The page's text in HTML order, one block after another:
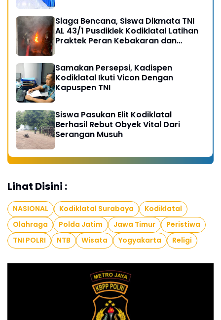
Siaga Bencana, Siswa Dikmata TNI
AL 43/1 Pusdiklek Kodiklatal Latihan
Praktek Peran Kebakaran dan
Samakan Persepsi, Kadispen
Kodiklatal Ikuti Vicon Dengan
Kapuspen TNI
Siswa Pasukan Elit Kodiklatal
Berhasil Rebut Obyek Vital Dari
Serangan Musuh
Lihat Disini :
NASIONAL Kodiklatal Surabaya
Kodiklatal
Olahraga
Polda Jatim Jawa Timur
Peristiwa
TNI POLRI
NTB Wisata Yogyakarta Religi